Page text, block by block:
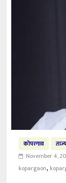
कोपरगाव
November 4,
kopargaon,